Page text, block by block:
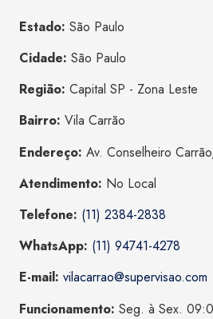
Estado: São Paulo
Cidade: São Paulo
Região: Capital SP - Zona Leste
Bairro: Vila Carrão
Endereço: Av. Conselheiro
Atendimento: No Local
Telefone: (11) 2384-2838
WhatsApp: (11) 94741-4278
E-mail: vilacarrao@supervisao.com
Funcionamento: Seg. à Sex.